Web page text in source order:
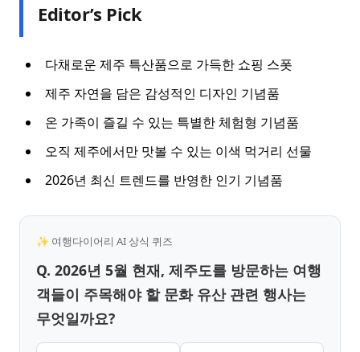
Editor’s Pick
다채로운 제주 특산품으로 가득한 쇼핑 스폿
제주 자연을 담은 감성적인 디자인 기념품
온 가족이 즐길 수 있는 특별한 체험형 기념품
오직 제주에서만 맛볼 수 있는 이색 먹거리 선물
2026년 최신 트렌드를 반영한 인기 기념품
✨ 여행다이어리 AI 상식 퀴즈
Q. 2026년 5월 현재, 제주도를 방문하는 여행
객들이 주목해야 할 문화 유산 관련 행사는
무엇일까요?